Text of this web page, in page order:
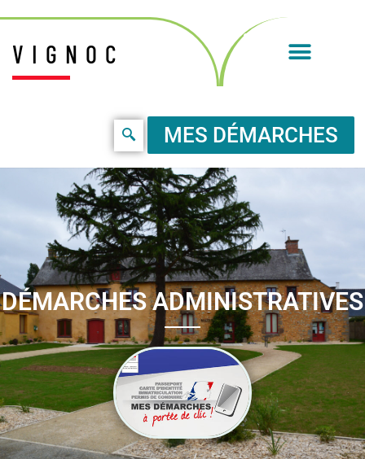
VIGNOC
MES DÉMARCHES
DÉMARCHES ADMINISTRATIVES